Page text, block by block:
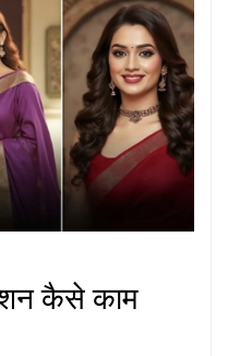
कैसे काम